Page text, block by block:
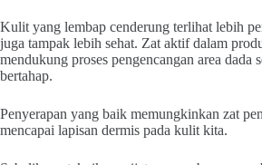
Kulit yang lembap cenderung terlihat lebih
juga tampak lebih sehat. Zat aktif dalam
mendukung proses pengencangan area dada
bertahap.
Penyerapan yang baik memungkinkan zat
mencapai lapisan dermis pada kulit kita.